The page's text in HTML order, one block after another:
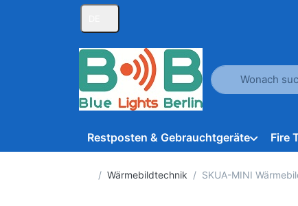
Geben Sie einen
Restposten & Gebrauchtgeräte Fire
Startseite
Wärmebildtechnik SKUA-MINI